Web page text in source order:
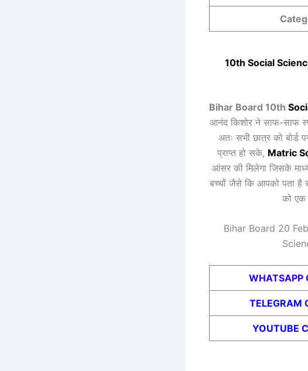
10th Social
Bihar Board 10th
आनंद किशोर ने साफ-साफ
अतः सभी छात्र को बोर्ड
प्राप्त हो सके, Matric
आंसर की मिलेगा जिसके
बच्चों जैसे कि आपको पता है
को एक
Bihar Board 20
WHATSAPP
TELEGRAM
YOUTUBE